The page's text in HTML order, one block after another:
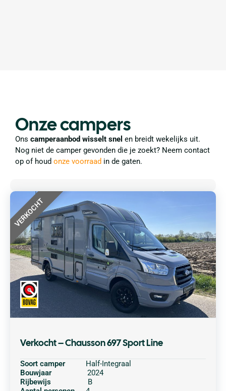
Onze campers
Ons camperaanbod wisselt snel en breidt wekelijks uit.
Nog niet de camper gevonden die je zoekt? Neem contact
op of houd onze voorraad in de gaten.
VERKOCHT
Verkocht – Chausson 697 Sport Line
Soort camper
Half-Integraal
Bouwjaar
2024
Rijbewijs
B